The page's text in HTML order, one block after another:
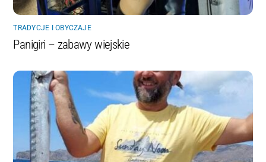
TRADYCJE I OBYCZAJE
Panigiri – zabawy wiejskie